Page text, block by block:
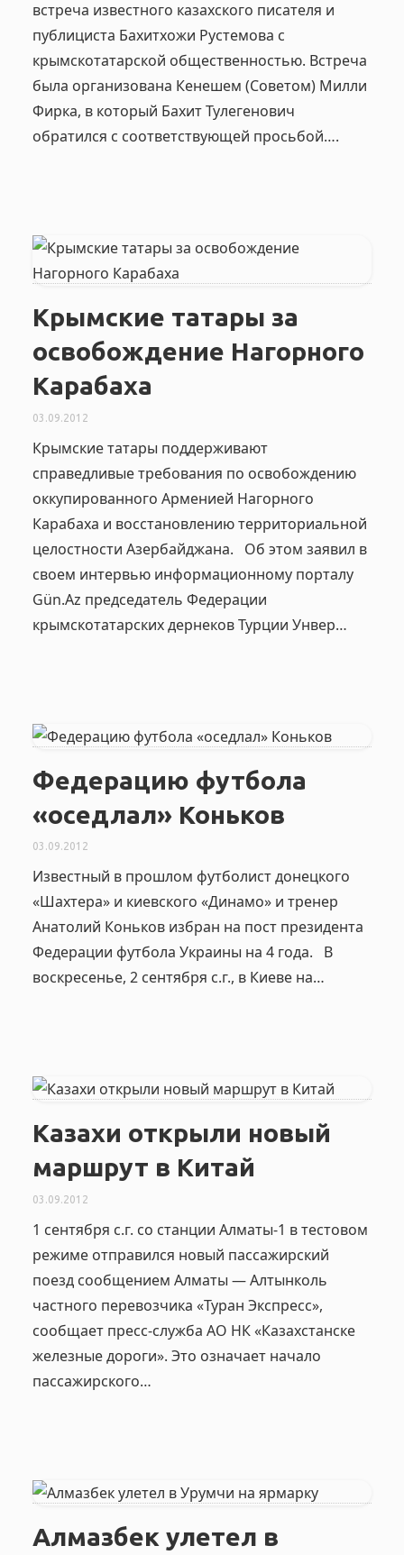
встреча известного казахского писателя и
публициста Бахитхожи Рустемова с
крымскотатарской общественностью. Встреча
была организована Кенешем (Советом) Милли
Фирка, в который Бахит Тулегенович
обратился с соответствующей просьбой….
Крымские татары за
освобождение Нагорного
Карабаха
03.09.2012
Крымские татары поддерживают
справедливые требования по освобождению
оккупированного Арменией Нагорного
Карабаха и восстановлению территориальной
целостности Азербайджана. Об этом заявил в
своем интервью информационному порталу
Gün.Az председатель Федерации
крымскотатарских дернеков Турции Унвер…
Федерацию футбола
«оседлал» Коньков
03.09.2012
Известный в прошлом футболист донецкого
«Шахтера» и киевского «Динамо» и тренер
Анатолий Коньков избран на пост президента
Федерации футбола Украины на 4 года. В
воскресенье, 2 сентября с.г., в Киеве на…
Казахи открыли новый
маршрут в Китай
03.09.2012
1 сентября с.г. со станции Алматы-1 в тестовом
режиме отправился новый пассажирский
поезд сообщением Алматы — Алтынколь
частного перевозчика «Туран Экспресс»,
сообщает пресс-служба АО НК «Казахстанске
железные дороги». Это означает начало
пассажирского…
Алмазбек улетел в